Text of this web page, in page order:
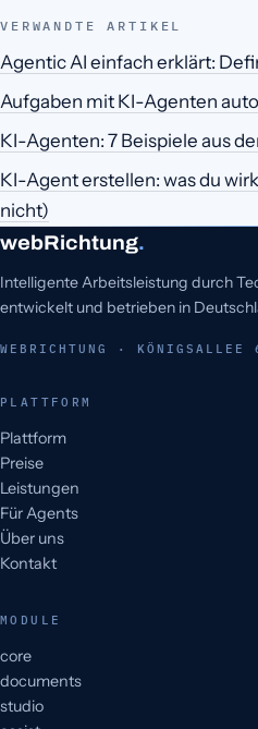
VERWANDTE ARTIKEL
Agentic AI einfach erklärt:
Aufgaben mit KI-Agenten
KI-Agenten: 7 Beispiele aus
KI-Agent erstellen: was du
nicht)
webRichtung.
Intelligente Arbeitsleistung durch
entwickelt und betrieben in
WEBRICHTUNG ·
PLATTFORM
Plattform
Preise
Leistungen
Für Agents
Über uns
Kontakt
MODULE
core
documents
studio